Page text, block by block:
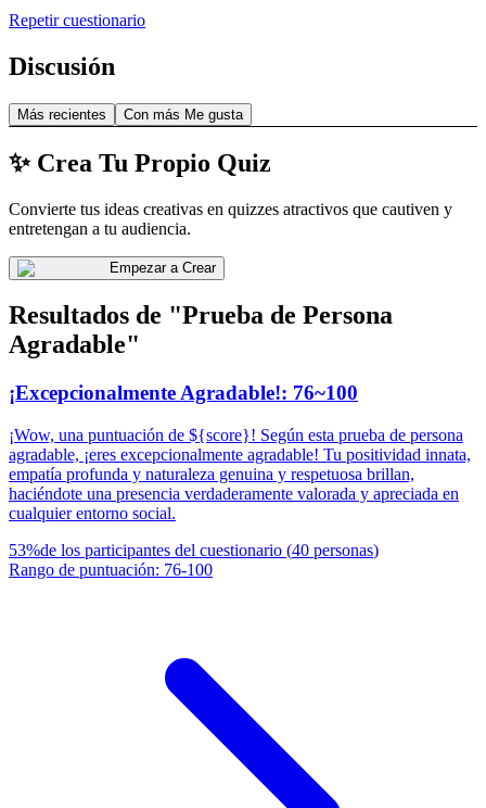
Repetir cuestionario
Discusión
Más recientes Con más Me gusta
✨ Crea Tu Propio Quiz
Convierte tus ideas creativas en quizzes atractivos que cautiven y
entretengan a tu audiencia.
Empezar a Crear
Resultados de "Prueba de Persona
Agradable"
¡Excepcionalmente Agradable!: 76~100
¡Wow, una puntuación de ${score}! Según esta prueba de persona
agradable, ¡eres excepcionalmente agradable! Tu positividad innata,
empatía profunda y naturaleza genuina y respetuosa brillan,
haciéndote una presencia verdaderamente valorada y apreciada en
cualquier entorno social.
53%de los participantes del cuestionario (40 personas)
Rango de puntuación: 76-100